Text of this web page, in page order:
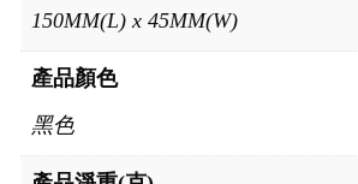
150MM(L) x 45MM(W)
產品顏色
黑色